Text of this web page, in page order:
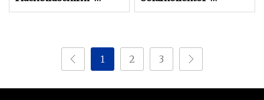
Solarkollektor
Wasserpaneele
1 2 3